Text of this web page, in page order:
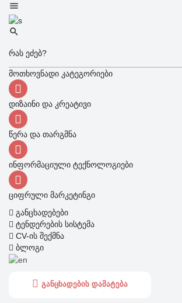
მოთხოვნადი კატეგორიები
დიზაინი და კრეატივი
წერა და თარგმნა
ინფორმაციული ტექნოლოგიები
ციფრული მარკეტინგი
განცხადებები
ტენდერების სისტემა
CV-ის შექმნა
ბლოგი
განცხადების დამატება